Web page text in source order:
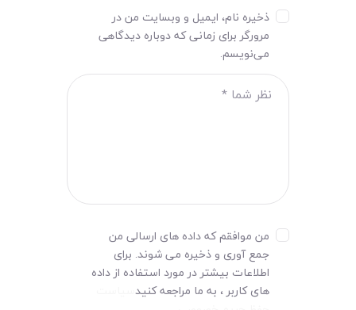
ذخیره نام، ایمیل و وبسایت من در
مرورگر برای زمانی که دوباره دیدگاهی
می‌نویسم.
من موافقم که داده های ارسالی من
جمع آوری و ذخیره می شوند. برای
اطلاعات بیشتر در مورد استفاده از داده
های کاربر ، به ما مراجعه کنید